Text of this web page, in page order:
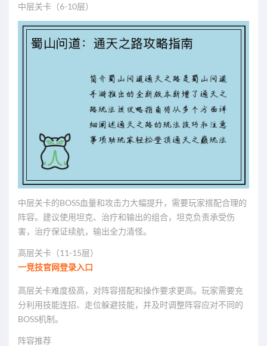
中层关卡（6-10层）
中层关卡的BOSS血量和攻击力大幅提升，需要玩家搭配合理的
阵容。建议使用坦克、治疗和输出的组合，坦克负责承受伤
害，治疗保证续航，输出全力清怪。
高层关卡（11-15层）
一竞技官网登录入口
高层关卡难度极高，对阵容搭配和操作要求更高。玩家需要充
分利用技能连招、走位躲避技能，并及时调整阵容应对不同的
BOSS机制。
阵容推荐